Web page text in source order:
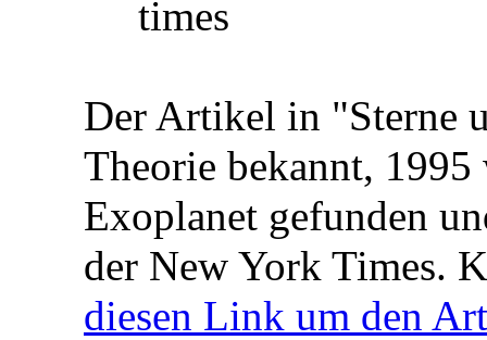
Der Artikel in "Sterne
Theorie bekannt,
Exoplanet gefunden
der New York Times.
diesen Link um den